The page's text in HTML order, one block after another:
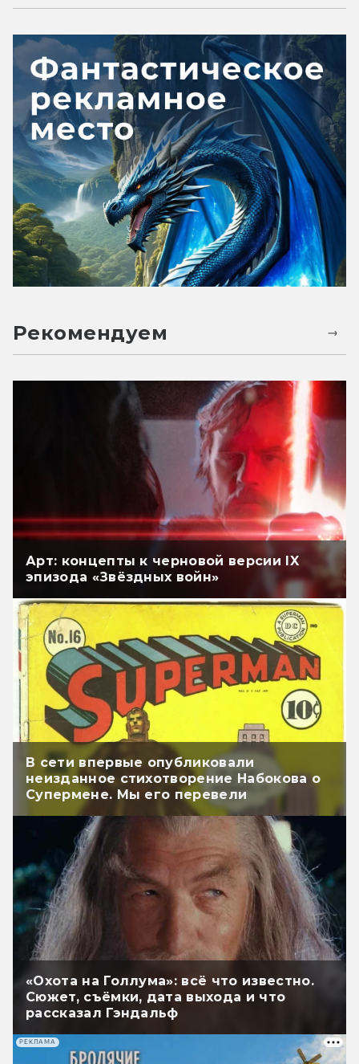
Рекомендуем
Арт: концепты к черновой версии IX
эпизода «Звёздных войн»
В сети впервые опубликовали
неизданное стихотворение Набокова о
Супермене. Мы его перевели
«Охота на Голлума»: всё что известно.
Сюжет, съёмки, дата выхода и что
рассказал Гэндальф
РЕКЛАМА